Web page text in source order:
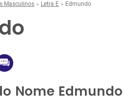
Masculinos Letra E Edmundo
Nome Edmundo